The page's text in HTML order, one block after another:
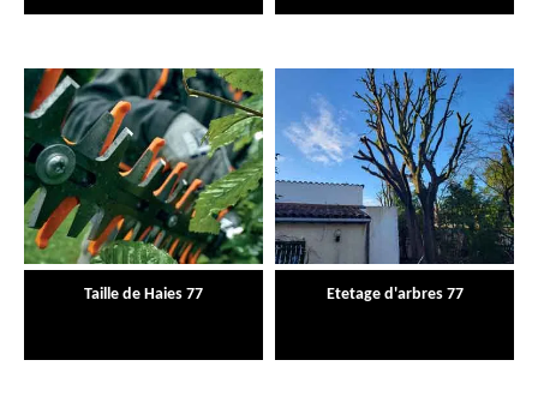
Taille de Haies 77 Etetage d'arbres 77